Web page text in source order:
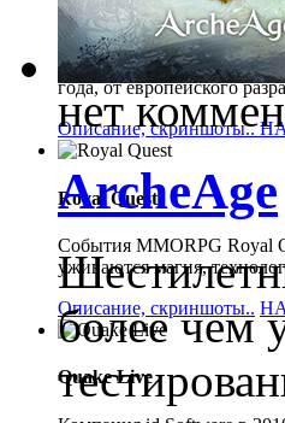
Drakensang Online
Бесплатная,
года, от европейского
Описание, скриншоты..
Royal Quest
События MMORPG Royal
уживаются магия,
Описание, скриншоты..
Quake Live
нет
ArcheAge
более чем